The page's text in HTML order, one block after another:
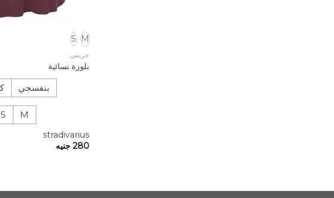
M
S
حريمي
بلوزة نسائية
بنفسجي
M
S
stradivarius
280 جنيه